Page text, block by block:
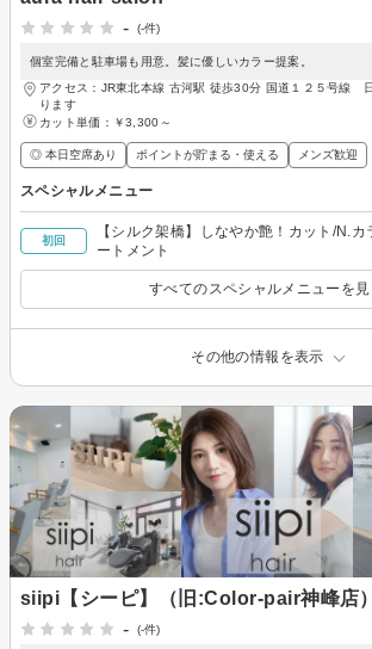
-
(-件)
個室完備と駐車場も用意。髪に優しいカラー提案。
アクセス：JR東北本線 古河駅 徒歩30分 国道１２５号線
ります
カット単価： ￥3,300～
◎ 本日空席あり ポイントが貯まる・使える メンズ歓迎
スペシャルメニュー
初回
【シルク架橋】しなやか艶！カット/N.カ
ートメント
すべてのスペシャルメニューを見
その他の情報を表示
siipi【シーピ】（旧:Color-pair神峰店）
-
(-件)